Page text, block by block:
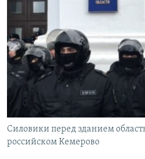
СОВЕТЫ ПРАВОЗАЩИТНИКОВ
ПРОПАВШИЕ БЕЗ ВЕСТИ
ПОБЕДИТЕЛЕЙ НЕ СУДЯТ?
КРЫМ.НЕПОКОРЕННЫЙ
УКРАИНСКАЯ ПРОБЛЕМА КРЫМА
Qırımtatar
ПРИСОЕДИНЯЙТЕСЬ!
Все сайты RFE/RL
Силовики перед зданием
российском Кемерово